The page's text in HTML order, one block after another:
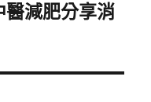
減肥分享消